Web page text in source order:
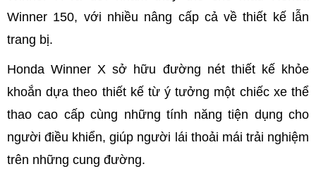
Winner 150, với nhiều nâng cấp cả về thiết kế lẫn
trang bị.
Honda Winner X sở hữu đường nét thiết kế khỏe
khoắn dựa theo thiết kế từ ý tưởng một chiếc xe thể
thao cao cấp cùng những tính năng tiện dụng cho
người điều khiển, giúp người lái thoải mái trải nghiệm
trên những cung đường.